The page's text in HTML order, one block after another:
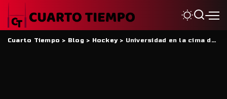
Cuarto Tiempo > Blog> Hockey> Universidad en la cima de la Región Centro Cuyo